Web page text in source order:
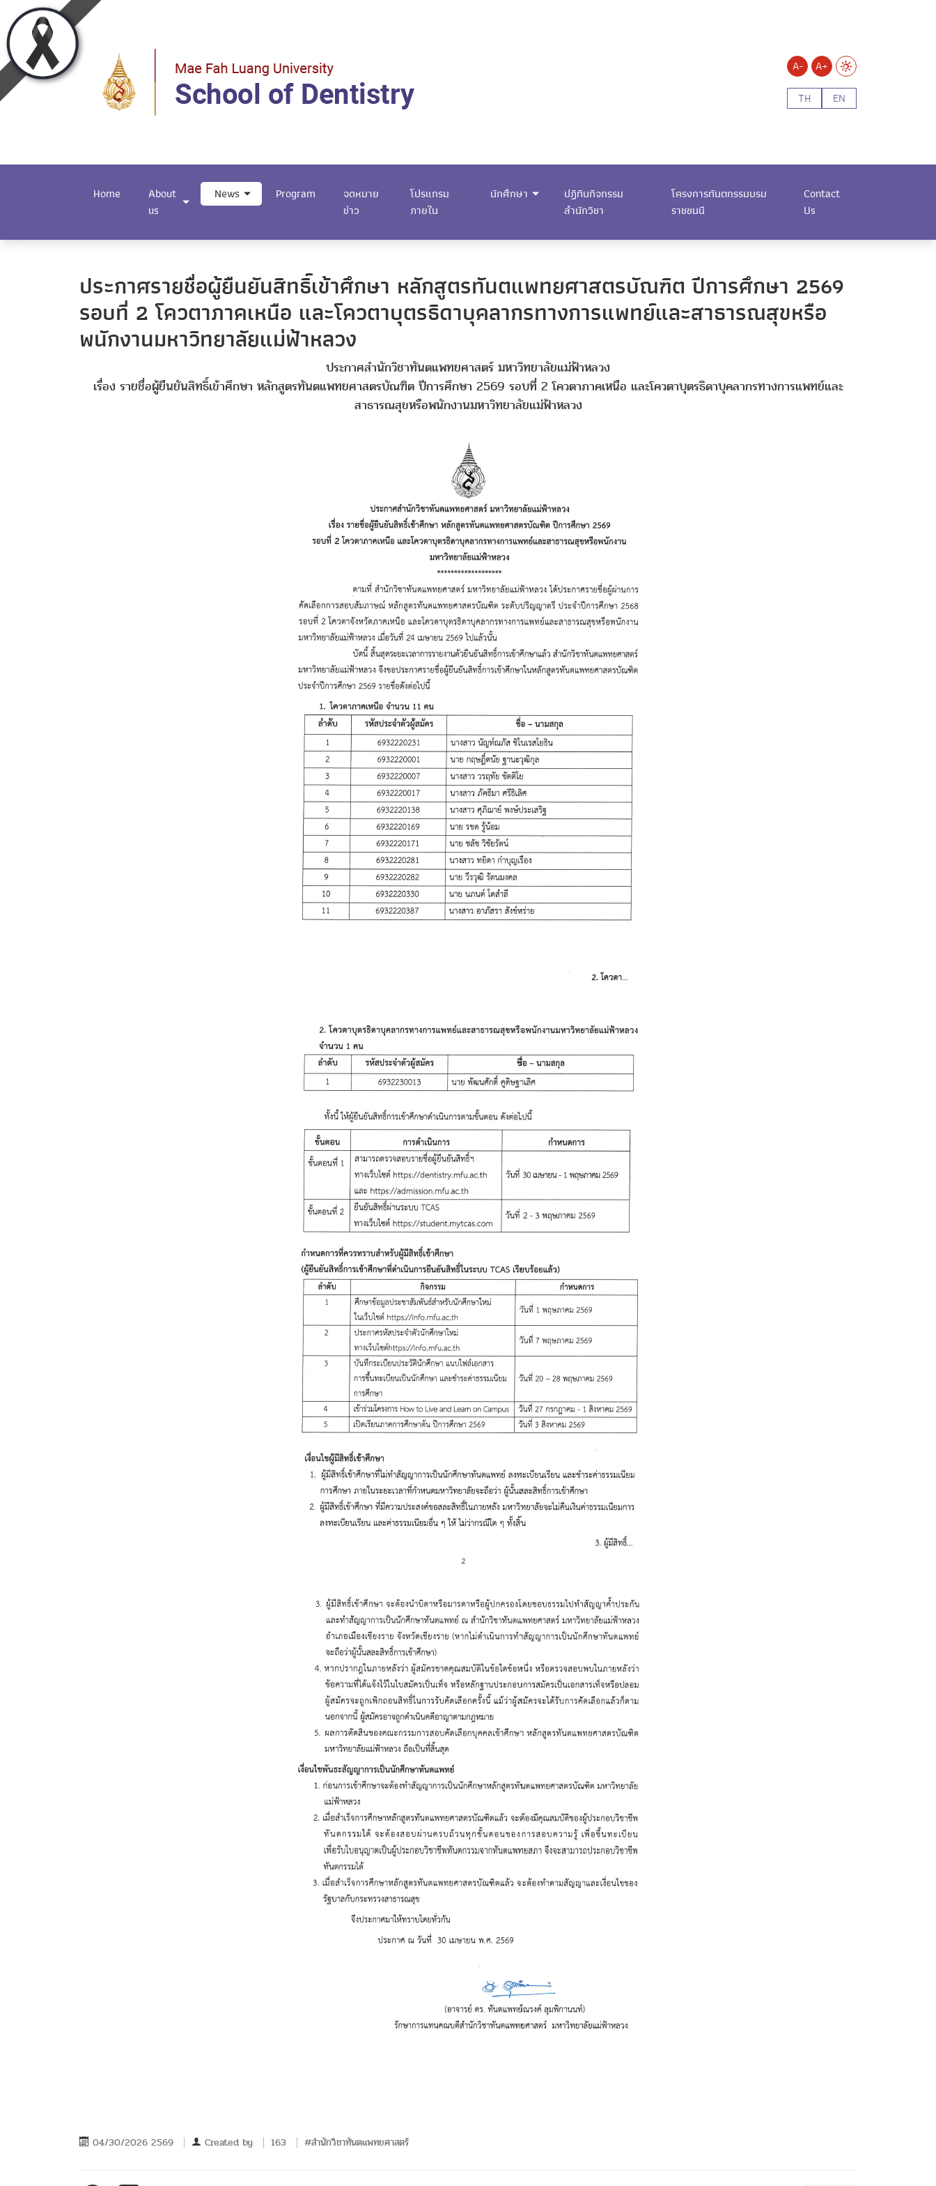
A-
A+
TH
EN
Home
About
us
News Program
จดหมาย
ข่าว
โปรแกรม
ภายใน
นักศึกษา
ปฏิทินกิจกรรม
สำนักวิชา
โครงการทันตกรรมบรม
ราชชนนี
Contact
Us
ประกาศรายชื่อผู้ยืนยันสิทธิ์เข้าศึกษา หลักสูตรทันตแพทยศาสตรบัณฑิต ปีการศึกษา 2569
รอบที่ 2 โควตาภาคเหนือ และโควตาบุตรธิดาบุคลากรทางการแพทย์และสาธารณสุขหรือ
พนักงานมหาวิทยาลัยแม่ฟ้าหลวง
ประกาศสำนักวิชาทันตแพทยศาสตร์ มหาวิทยาลัยแม่ฟ้าหลวง
เรื่อง รายชื่อผู้ยืนยันสิทธิ์เข้าศึกษา หลักสูตรทันตแพทยศาสตรบัณฑิต ปีการศึกษา 2569 รอบที่ 2 โควตาภาคเหนือ และโควตาบุตรธิดาบุคลากรทางการแพทย์และ
สาธารณสุขหรือพนักงานมหาวิทยาลัยแม่ฟ้าหลวง
04/30/2026 2569 Created by 163 #สำนักวิชาทันตแพทยศาสตร์